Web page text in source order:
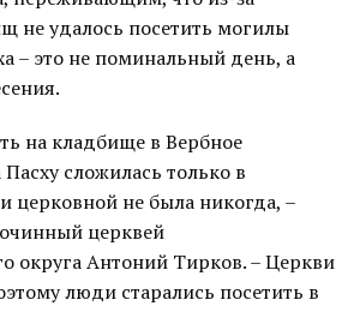
не удалось посетить могилы
– это не поминальный день, а
на кладбище в Вербное
сложилась только в
церковной не была никогда, –
церквей
округа Антоний Тирков. – Церкви
люди старались посетить в